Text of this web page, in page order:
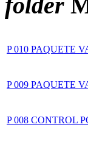
xnxx
Hindi
Xnxx
P 010 PAQUETE
P 009 PAQUETE
P 008 CONTROL